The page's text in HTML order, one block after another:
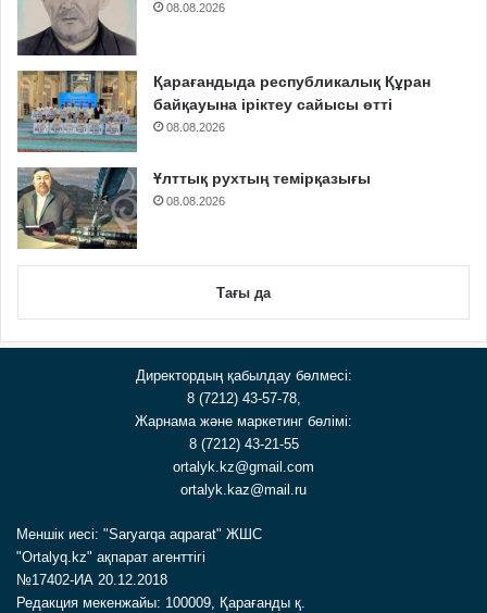
08.08.2026
Қарағандыда республикалық Құран
байқауына іріктеу сайысы өтті
08.08.2026
Ұлттық рухтың темірқазығы
08.08.2026
Тағы да
Директордың қабылдау бөлмесі:
8 (7212) 43-57-78,
Жарнама және маркетинг бөлімі:
8 (7212) 43-21-55
ortalyk.kz@gmail.com
ortalyk.kaz@mail.ru
Меншік иесі: "Saryarqa aqparat" ЖШС
"Ortalyq.kz" ақпарат агенттігі
№17402-ИА 20.12.2018
Редакция мекенжайы: 100009, Қарағанды қ.